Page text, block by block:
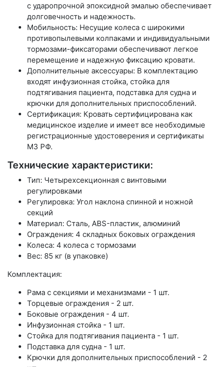
с ударопрочной эпоксидной эмалью обеспечивает
долговечность и надежность.
Мобильность: Несущие колеса с широкими
противопылевыми колпаками и индивидуальными
тормозами-фиксаторами обеспечивают легкое
перемещение и надежную фиксацию кровати.
Дополнительные аксессуары: В комплектацию
входят инфузионная стойка, стойка для
подтягивания пациента, подставка для судна и
крючки для дополнительных приспособлений.
Сертификация: Кровать сертифицирована как
медицинское изделие и имеет все необходимые
регистрационные удостоверения и сертификаты
МЗ РФ.
Технические характеристики:
Тип: Четырехсекционная с винтовыми
регулировками
Регулировка: Угол наклона спинной и ножной
секций
Материал: Сталь, ABS-пластик, алюминий
Ограждения: 4 складных боковых ограждения
Колеса: 4 колеса с тормозами
Вес: 85 кг (в упаковке)
Комплектация:
Рама с секциями и механизмами - 1 шт.
Торцевые ограждения - 2 шт.
Боковые ограждения - 4 шт.
Инфузионная стойка - 1 шт.
Стойка для подтягивания пациента - 1 шт.
Подставка для судна - 1 шт.
Крючки для дополнительных приспособлений - 2